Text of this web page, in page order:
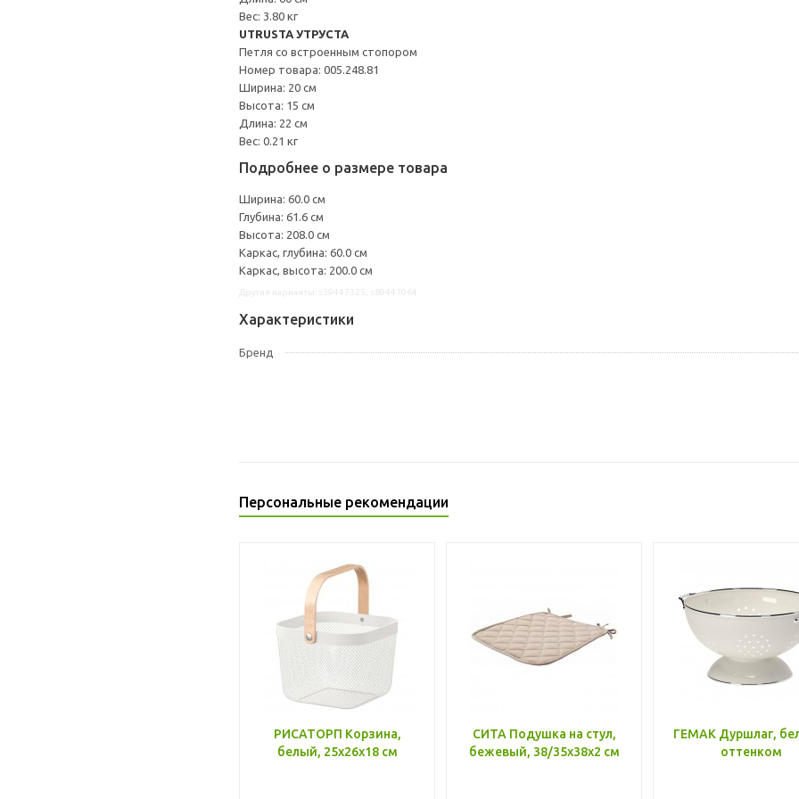
Вес: 3.80 кг
UTRUSTA УТРУСТА
Петля со встроенным стопором
Номер товара: 005.248.81
Ширина: 20 см
Высота: 15 см
Длина: 22 см
Вес: 0.21 кг
Подробнее о размере товара
Ширина: 60.0 см
Глубина: 61.6 см
Высота: 208.0 см
Каркас, глубина: 60.0 см
Каркас, высота: 200.0 см
Характеристики
Бренд
Персональные рекомендации
РИСАТОРП Корзина,
белый, 25x26x18 см
СИТА Подушка на стул,
бежевый, 38/35x38x2 см
ГЕМАК Дуршлаг,
оттенком